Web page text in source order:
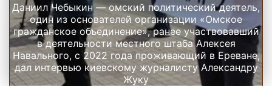
Даниил Чебыкин — омский политический деятель,
один из основателей организации «Омское
гражданское объединение», ранее участвовавший
в деятельности местного штаба Алексея
Навального, с 2022 года проживающий в Ереване,
дал интервью киевскому журналисту Александру
Жуку